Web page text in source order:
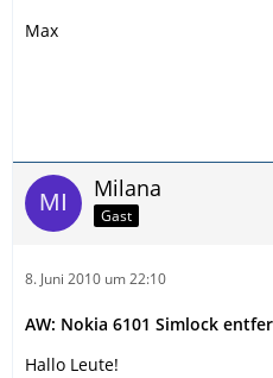
Max
Milana
Gast
8. Juni 2010 um 22:10
AW: Nokia 6101 Simlock
Hallo Leute!